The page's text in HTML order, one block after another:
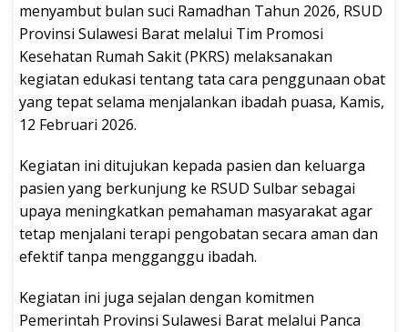
menyambut bulan suci Ramadhan Tahun 2026, RSUD
Provinsi Sulawesi Barat melalui Tim Promosi
Kesehatan Rumah Sakit (PKRS) melaksanakan
kegiatan edukasi tentang tata cara penggunaan obat
yang tepat selama menjalankan ibadah puasa, Kamis,
12 Februari 2026.
Kegiatan ini ditujukan kepada pasien dan keluarga
pasien yang berkunjung ke RSUD Sulbar sebagai
upaya meningkatkan pemahaman masyarakat agar
tetap menjalani terapi pengobatan secara aman dan
efektif tanpa mengganggu ibadah.
Kegiatan ini juga sejalan dengan komitmen
Pemerintah Provinsi Sulawesi Barat melalui Panca